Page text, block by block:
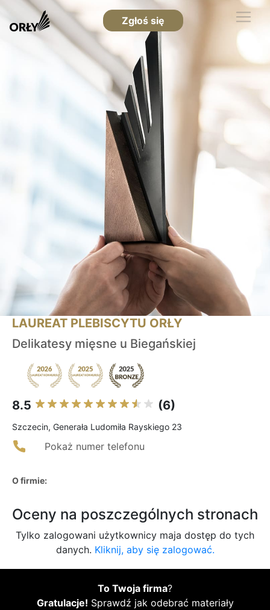
Zgłoś się
LAUREAT PLEBISCYTU ORŁY
Delikatesy mięsne u Biegańskiej
8.5 (6)
Szczecin, Generała Ludomiła Rayskiego 23
Pokaż numer telefonu
O firmie:
Oceny na poszczególnych stronach
Tylko zalogowani użytkownicy maja dostęp do tych
danych. Kliknij, aby się zalogować.
To Twoja firma?
Gratulacje! Sprawdź jak odebrać materiały